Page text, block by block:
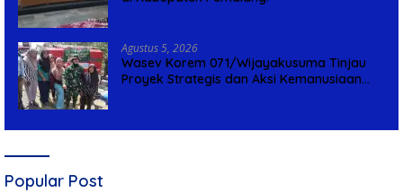
Agustus 5, 2026
Wasev Korem 071/Wijayakusuma Tinjau
Proyek Strategis dan Aksi Kemanusiaan
Popular Post